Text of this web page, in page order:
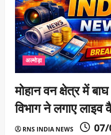
अल्मोड़ा
मोहान वन क्षेत्र में
विभाग ने लगाए
RNS INDIA NEWS